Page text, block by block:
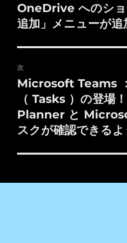
ナ
ビ
ゲ
ー
シ
ョ
ン
の
投
OneDrive へのシ
追加」メニューが追
次
次
の
投
稿:
Microsoft Teams
（ Tasks ）の登
Planner と
スクが確認できるよ